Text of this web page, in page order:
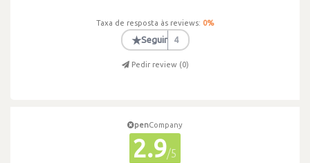
Taxa de resposta às reviews: 0%
★Seguir 4
Pedir review (0)
penCompany
2.9/5